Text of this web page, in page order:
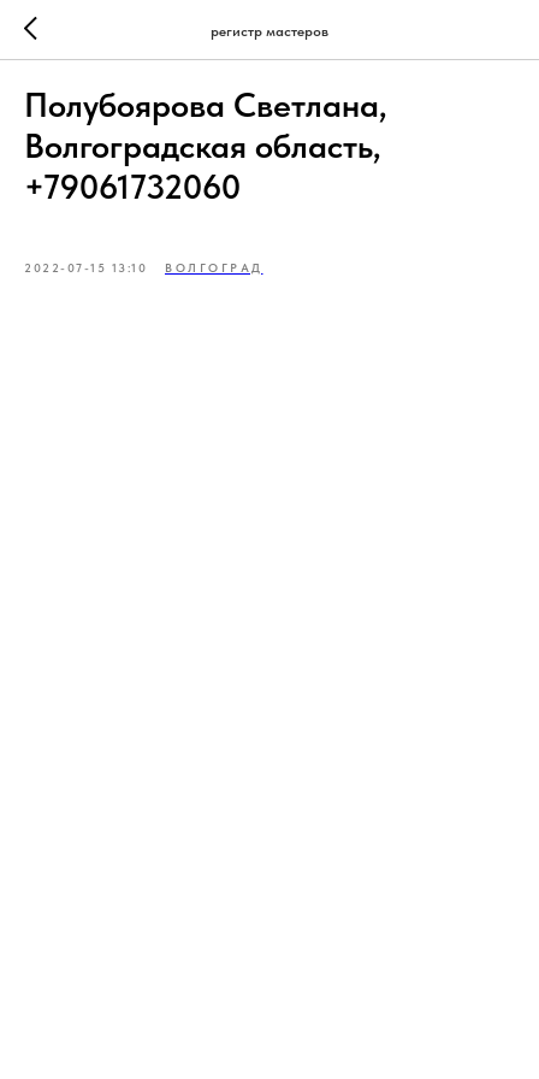
регистр мастеров
Полубоярова Светлана,
Волгоградская область,
+79061732060
2022-07-15 13:10 ВОЛГОГРАД